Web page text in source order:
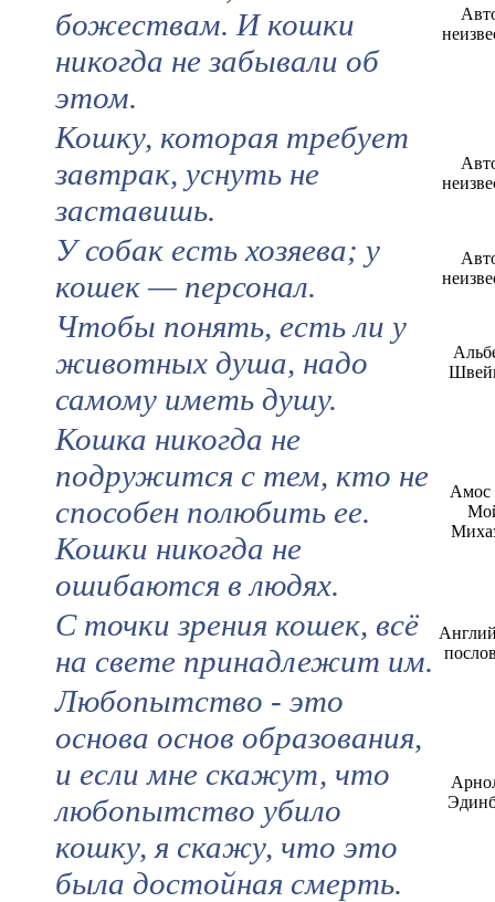
божествам. И кошки
никогда не забывали об
этом.
Кошку, которая требует
завтрак, уснуть не
заставишь.
У собак есть хозяева; у
кошек — персонал.
Чтобы понять, есть ли у
животных душа, надо
самому иметь душу.
Кошка никогда не
подружится с тем, кто не
способен полюбить ее.
Кошки никогда не
ошибаются в людях.
Амос
С точки зрения кошек, всё
на свете принадлежит им.
Любопытство - это
основа основ образования,
и если мне скажут, что
любопытство убило
кошку, я скажу, что это
была достойная смерть.